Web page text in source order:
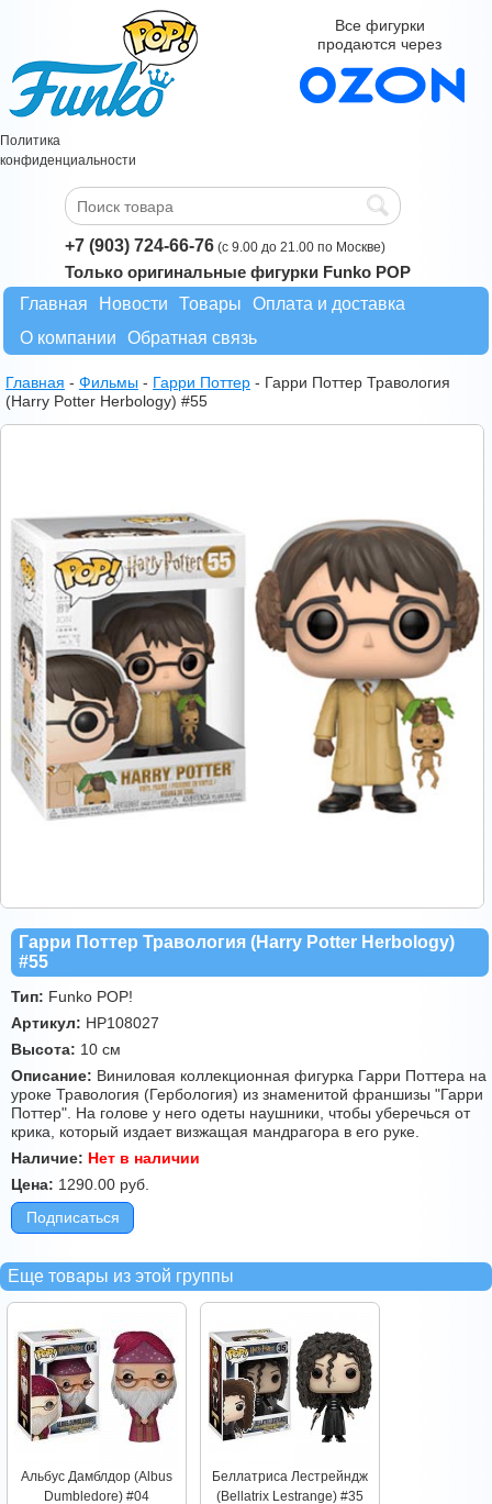
Политика
конфиденциальности
Все фигурки
продаются через
+7 (903) 724-66-76 (с 9.00 до 21.00 по Москве)
Только оригинальные фигурки Funko POP
Главная
Новости Товары
Оплата и доставка
О компании
Обратная связь
Главная - Фильмы - Гарри Поттер - Гарри Поттер Травология
(Harry Potter Herbology) #55
Гарри Поттер Травология (Harry Potter Herbology)
#55
Тип: Funko POP!
Артикул: HP108027
Высота: 10 см
Описание: Виниловая коллекционная фигурка Гарри Поттера на
уроке Травология (Гербология) из знаменитой франшизы "Гарри
Поттер". На голове у него одеты наушники, чтобы уберечься от
крика, который издает визжащая мандрагора в его руке.
Наличие: Нет в наличии
Цена: 1290.00 руб.
Подписаться
Еще товары из этой группы
Альбус Дамблдор (Albus
Dumbledore) #04
Беллатриса Лестрейндж
(Bellatrix Lestrange) #35